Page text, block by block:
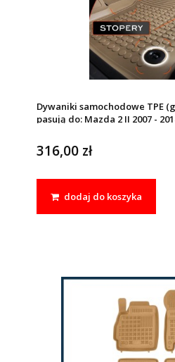
Dywaniki samochodowe TPE
pasują do: Mazda 2 II 2007 -
316,00 zł
dodaj do koszyka